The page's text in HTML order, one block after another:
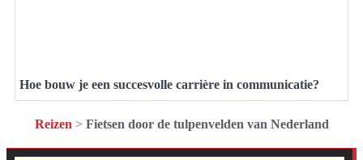
Hoe bouw je een succesvolle carrière in communicatie?
Reizen > Fietsen door de tulpenvelden van Nederland